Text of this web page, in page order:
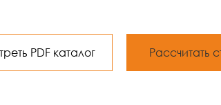
PDF каталог Рассчитать